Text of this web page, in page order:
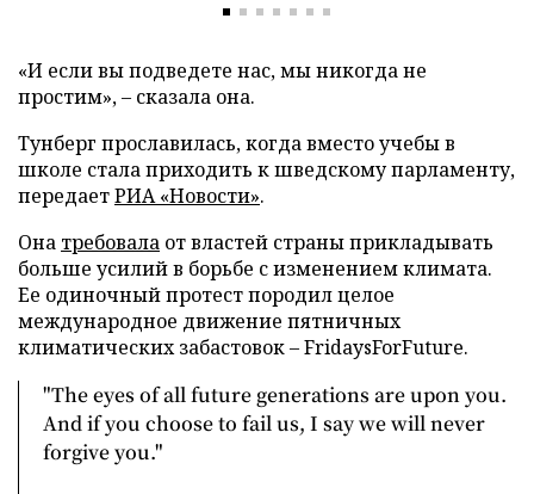
«И если вы подведете нас, мы никогда не
простим», – сказала она.
Тунберг прославилась, когда вместо учебы в
школе стала приходить к шведскому парламенту,
передаетРИА «Новости».
Она требовала от властей страны прикладывать
больше усилий в борьбе с изменением климата.
Ее одиночный протест породил целое
международное движение пятничных
климатических забастовок – FridaysForFuture.
"The eyes of all future generations are upon you.
And if you choose to fail us, I say we will never
forgive you."